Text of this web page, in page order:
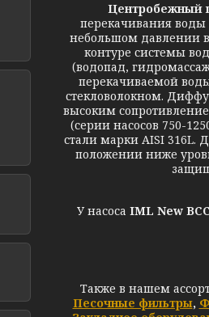
Центробежный
перекачивания воды
небольшом давлении
контуре системы
(водопад,
перекачиваемой
стекловолокном.
высоким
(серии насосов 750-
стали марки AISI 316L.
положении ниже
У насоса IML New
Также в нашем
Песочные фильтры,